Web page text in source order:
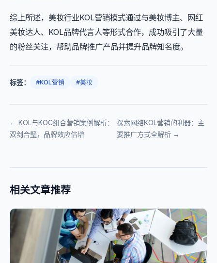
综上所述，美妆行业KOL营销模式通过与美妆博主、网红
美妆达人、KOL品牌代言人等形式合作，成功吸引了大量
的粉丝关注，帮助品牌推广产品并提升品牌知名度。
标签： #KOL营销 #美妆
← KOL与KOC组合营销案例解析：
双剑合璧，品牌效应倍增
探索网络KOL营销的利器：主
要推广方式全解析 →
相关文章推荐